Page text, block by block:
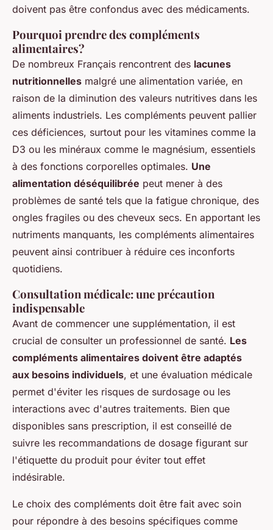
doivent pas être confondus avec des médicaments.
Pourquoi prendre des compléments
alimentaires?
De nombreux Français rencontrent des lacunes
nutritionnelles malgré une alimentation variée, en
raison de la diminution des valeurs nutritives dans les
aliments industriels. Les compléments peuvent pallier
ces déficiences, surtout pour les vitamines comme la
D3 ou les minéraux comme le magnésium, essentiels
à des fonctions corporelles optimales. Une
alimentation déséquilibrée peut mener à des
problèmes de santé tels que la fatigue chronique, des
ongles fragiles ou des cheveux secs. En apportant les
nutriments manquants, les compléments alimentaires
peuvent ainsi contribuer à réduire ces inconforts
quotidiens.
Consultation médicale: une précaution
indispensable
Avant de commencer une supplémentation, il est
crucial de consulter un professionnel de santé. Les
compléments alimentaires doivent être adaptés
aux besoins individuels, et une évaluation médicale
permet d'éviter les risques de surdosage ou les
interactions avec d'autres traitements. Bien que
disponibles sans prescription, il est conseillé de
suivre les recommandations de dosage figurant sur
l'étiquette du produit pour éviter tout effet
indésirable.
Le choix des compléments doit être fait avec soin
pour répondre à des besoins spécifiques comme